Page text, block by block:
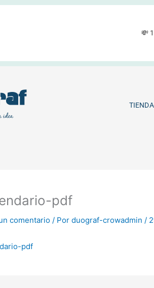
💸
TIENDA
pdf
comentario / Por duograf-crowadmin /
pdf